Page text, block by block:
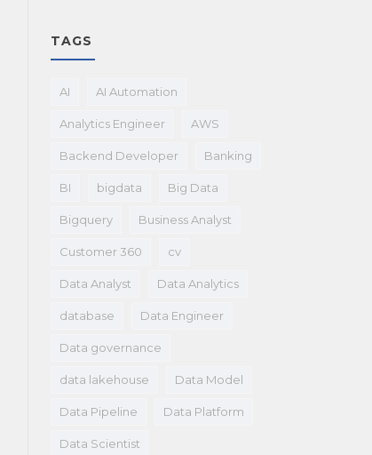
TAGS
AI AI Automation
Analytics Engineer AWS
Backend Developer Banking
BI bigdata Big Data
Bigquery Business Analyst
Customer 360 cv
Data Analyst Data Analytics
database Data Engineer
Data governance
data lakehouse Data Model
Data Pipeline Data Platform
Data Scientist